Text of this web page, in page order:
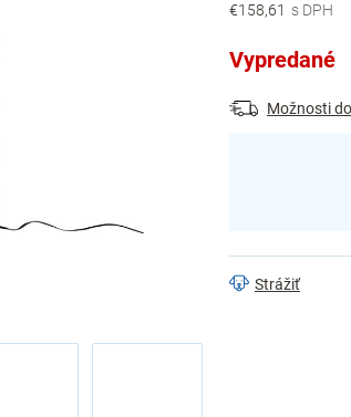
€158,61
Jednotková
Vypredané
Možnosti
Strážiť